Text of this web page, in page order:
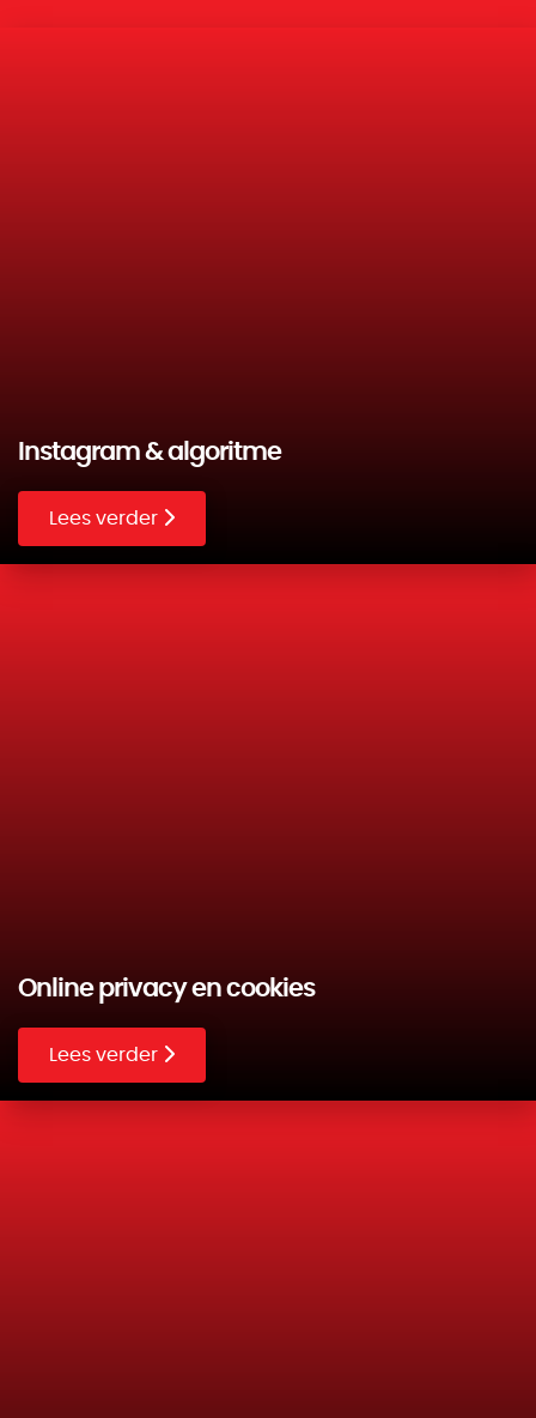
Instagram & algoritme
Lees verder
Online privacy en cookies
Lees verder